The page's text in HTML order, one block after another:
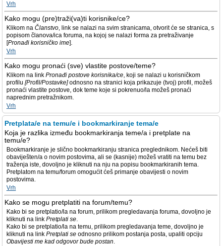
Vrh
Kako mogu (pre)traži(va)ti korisnike/ce?
Klikom na Članstvo, link se nalazi na svim stranicama, otvorit će se stranica, s
popisom članova/ica foruma, na kojoj se nalazi forma za pretraživanje
[Pronađi korisničko ime].
Vrh
Kako mogu pronaći (sve) vlastite postove/teme?
Klikom na link Pronađi postove korisnika/ce, koji se nalazi u korisničkom
profilu [Profil/Postavke]odnosno na stranici koja prikazuje (tvoj) profil, možeš
pronaći vlastite postove, dok teme koje si pokrenuo/la možeš pronaći
naprednim pretražnikom.
Vrh
Pretplata/e na temu/e i bookmarkiranje tema/e
Koja je razlika između bookmarkiranja teme/a i pretplate na
temu/e?
Bookmarkiranje je slično bookmarkiranju stranica preglednikom. Nećeš biti
obaviješten/a o novim postovima, ali se (kasnije) možeš vratiti na temu bez
traženja iste, dovoljno je kliknuti na nju na popisu bookmarkiranih tema.
Pretplatom na temu/forum omogućit ćeš primanje obavijesti o novim
postovima.
Vrh
Kako se mogu pretplatiti na forum/temu?
Kako bi se pretplatio/la na forum, prilikom pregledavanja foruma, dovoljno je
kliknuti na link Pretplati se.
Kako bi se pretplatio/la na temu, prilikom pregledavanja teme, dovoljno je
kliknuti na link Pretplati se odnosno prilikom postanja posta, upaliti opciju
Obavijesti me kad odgovor bude postan.